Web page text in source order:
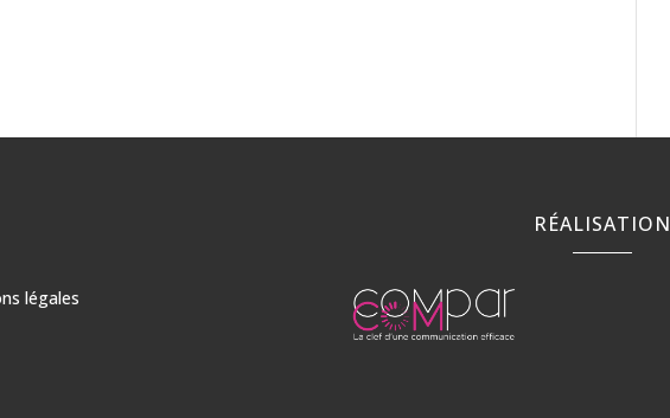
légales
RÉALISATION